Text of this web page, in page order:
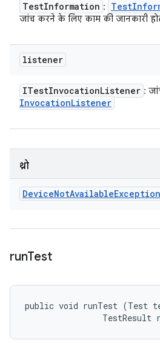
TestInformation : Test
जांच करने के लिए काम की जानकारी
listener
ITestInvocationListener :
InvocationListener
थ्रो
DeviceNotAvailableException
runTest
public void runTest (Test
TestResult